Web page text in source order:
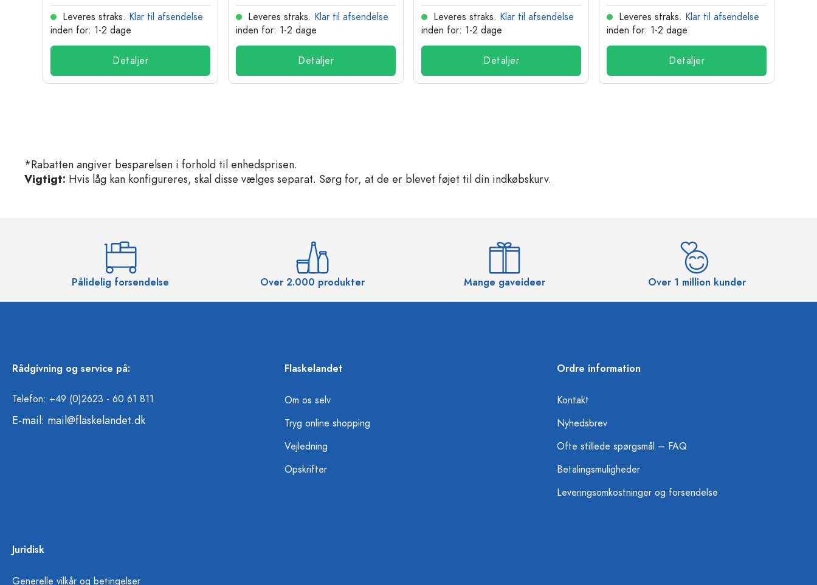
Leveres straks. Klar til afsendelse
inden for: 1-2 dage
Detaljer
Leveres straks. Klar til afsendelse
inden for: 1-2 dage
Detaljer
Leveres straks. Klar til afsendelse
inden for: 1-2 dage
Detaljer
Leveres straks. Klar til afsendelse
inden for: 1-2 dage
Detaljer
*Rabatten angiver besparelsen i forhold til enhedsprisen.
Vigtigt: Hvis låg kan konfigureres, skal disse vælges separat. Sørg for, at de er blevet føjet til din indkøbskurv.
Pålidelig forsendelse Over 2.000 produkter Mange gaveideer Over 1 million kunder
Rådgivning og service på:
Telefon: +49 (0)2623 - 60 61 811
E-mail: mail@flaskelandet.dk
Flaskelandet
Om os selv
Tryg online shopping
Vejledning
Opskrifter
Ordre information
Kontakt
Nyhedsbrev
Ofte stillede spørgsmål – FAQ
Betalingsmuligheder
Leveringsomkostninger og forsendelse
Juridisk
Generelle vilkår og betingelser